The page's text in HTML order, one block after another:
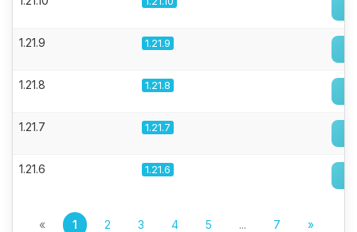
1.21.9 1.21.9
1.21.8 1.21.8
1.21.7 1.21.7
1.21.6 1.21.6
« 1 2 3 4 5 ... 7 »